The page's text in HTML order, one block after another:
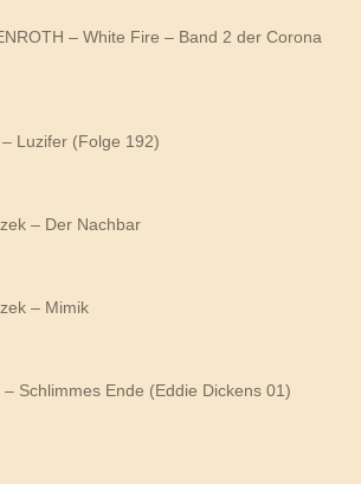
– White Fire – Band 2 der Corona
Luzifer (Folge 192)
– Der Nachbar
– Mimik
– Schlimmes Ende (Eddie Dickens 01)